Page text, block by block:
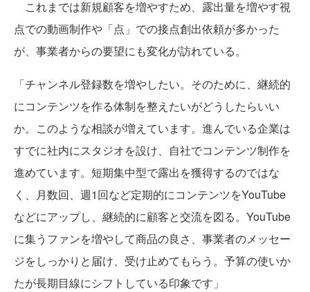
これまでは新規顧客を増やすため、露出量を増やす視
点での動画制作や「点」での接点創出依頼が多かった
が、事業者からの要望にも変化が訪れている。
「チャンネル登録数を増やしたい。そのために、継続的
にコンテンツを作る体制を整えたいがどうしたらいい
か。このような相談が増えています。進んでいる企業は
すでに社内にスタジオを設け、自社でコンテンツ制作を
進めています。短期集中型で露出を獲得するのではな
く、月数回、週1回など定期的にコンテンツをYouTube
などにアップし、継続的に顧客と交流を図る。YouTube
に集うファンを増やして商品の良さ、事業者のメッセー
ジをしっかりと届け、受け止めてもらう。予算の使いか
たが長期目線にシフトしている印象です」